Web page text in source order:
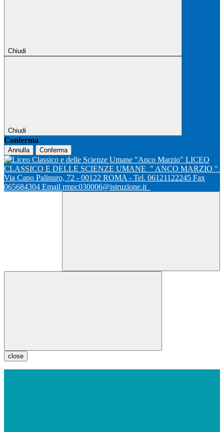
Chiudi
Chiudi
Conferma
Annulla Conferma
LICEO
CLASSICO E DELLE SCIENZE UMANE " ANCO MARZIO "
Via Capo Palinuro, 72 - 00122 ROMA - Tel. 06121122245 Fax
065684304 Email rmpc030006@istruzione.it
close